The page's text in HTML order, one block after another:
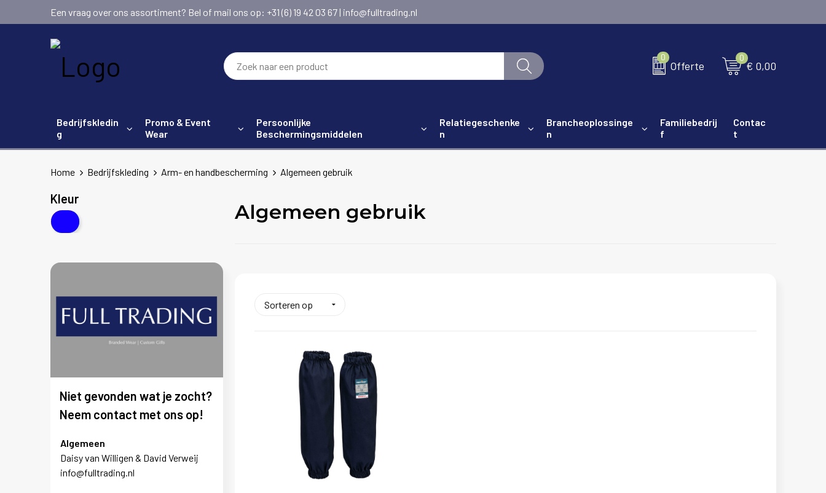
Een vraag over ons assortiment? Bel of mail ons op: +31 (6) 19 42 03 67 | info@fulltrading.nl
0
Offerte
0
€ 0,00
Bedrijfskledin
g
Promo & Event
Wear
Persoonlijke
Beschermingsmiddelen
Relatiegeschenke
n
Brancheoplossinge
n
Familiebedrij
f
Contac
t
Home Bedrijfskleding Arm- en handbescherming Algemeen gebruik
Kleur
Niet gevonden wat je zocht?
Neem contact met ons op!
Algemeen
Daisy van Willigen & David Verweij
info@fulltrading.nl
Algemeen gebruik